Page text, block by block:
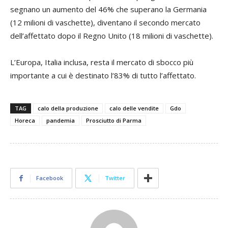
segnano un aumento del 46% che superano la Germania
(12 milioni di vaschette), diventano il secondo mercato
dell’affettato dopo il Regno Unito (18 milioni di vaschette).
L’Europa, Italia inclusa, resta il mercato di sbocco più
importante a cui è destinato l’83% di tutto l’affettato.
TAG calo della produzione calo delle vendite
Gdo
Horeca
pandemia Prosciutto di Parma
Facebook Twitter